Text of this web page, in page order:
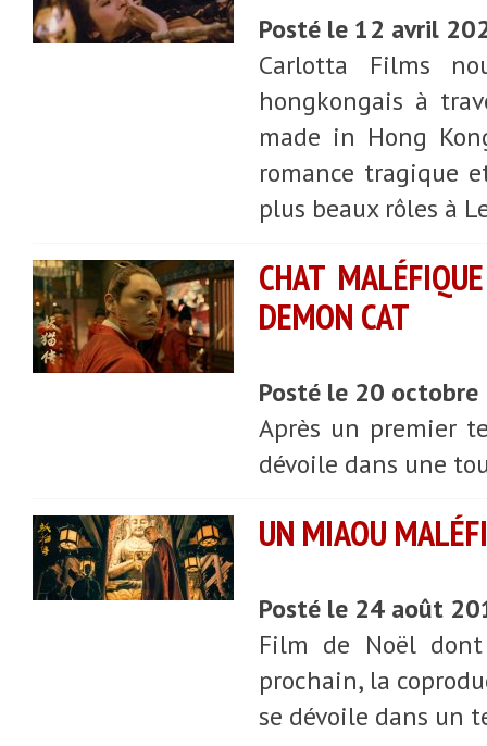
Posté le 12 avril
Carlotta Films
hongkongais à
made in Hong
romance tragique
plus beaux rôles à
CHAT
DEMON CAT
Posté le 20
Après un premier
dévoile dans une
UN MIAOU
Posté le 24 août
Film de Noël
prochain, la
se dévoile dans un